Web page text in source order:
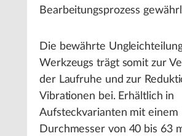
Bearbeitungsprozess
Die bewährte
Werkzeugs trägt somit zur
der Laufruhe und zur
Vibrationen bei. Erhältlich in
Aufsteckvarianten mit einem
Durchmesser von 40 bis 63